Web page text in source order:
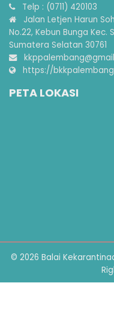
Telp : (0711) 420103
Jalan Letjen Harun
No.22, Kebun Bunga Kec.
Sumatera Selatan 30761
https://
PETA LOKASI
© 2026 Balai